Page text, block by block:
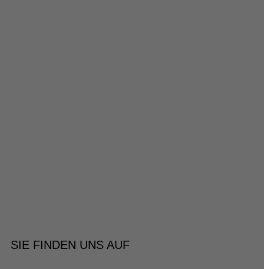
SIE FINDEN UNS AUF